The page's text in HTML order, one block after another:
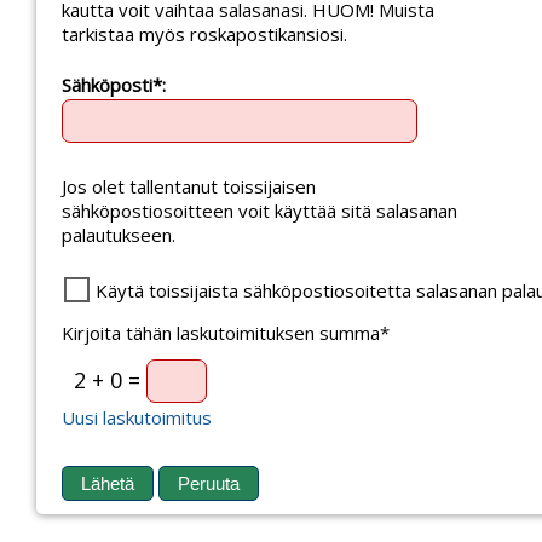
kautta voit vaihtaa salasanasi. HUOM! Muista
tarkistaa myös roskapostikansiosi.
Sähköposti*:
Jos olet tallentanut toissijaisen
sähköpostiosoitteen voit käyttää sitä salasanan
palautukseen.
Käytä toissijaista sähköpostiosoitetta salasanan
Kirjoita tähän laskutoimituksen summa*
2 + 0 =
Uusi laskutoimitus